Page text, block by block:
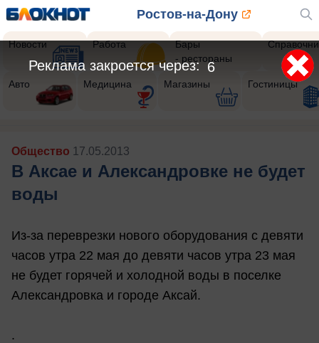
Ростов-на-Дону
Новости Работа
Бары
- рестораны
Авто Медицина Магазины Гостиницы
Общество 17.05.2013
В Аксае и Александровке не будет
воды
Из-за переврезки нового оборудования с девяти
часов утра 22 мая до девяти часов утра 23 мая
не будет горячей и холодной воды в поселке
Александровка и городе Аксай.
.
4
Реклама закроется через: